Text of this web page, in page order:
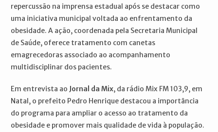
repercussão na imprensa estadual após se destacar como
uma iniciativa municipal voltada ao enfrentamento da
obesidade. A ação, coordenada pela Secretaria Municipal
de Saúde, oferece tratamento com canetas
emagrecedoras associado ao acompanhamento
multidisciplinar dos pacientes.
Em entrevista ao Jornal da Mix, da rádio Mix FM 103,9, em
Natal, o prefeito Pedro Henrique destacou a importância
do programa para ampliar o acesso ao tratamento da
obesidade e promover mais qualidade de vida à população.